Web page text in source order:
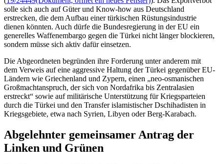
solle sich auch auf Güter und Know-how aus Deutschland
erstrecken, die dem Aufbau einer türkischen Rüstungsindustrie
dienen könnten. Auch dürfe die Bundesregierung in der EU ein
generelles Waffenembargo gegen die Türkei nicht länger blockieren,
sondern müsse sich aktiv dafür einsetzen.
Die Abgeordneten begründen ihre Forderung unter anderem mit
dem Verweis auf eine aggressive Haltung der Türkei gegenüber EU-
Ländern wie Griechenland und Zypern, einen „neo-osmanischen
Großmachtanspruch, der sich von Nordafrika bis Zentralasien
erstreckt“ sowie auf militärische Unterstützung für Kriegsparteien
durch die Türkei und den Transfer islamistischer Dschihadisten in
Kriegsgebiete, etwa nach Syrien, Libyen oder Berg-Karabach.
Abgelehnter gemeinsamer Antrag der
Linken und Grünen